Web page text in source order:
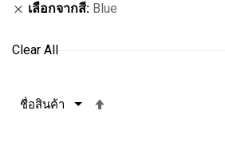
เลือกจากสี Blue
Clear All